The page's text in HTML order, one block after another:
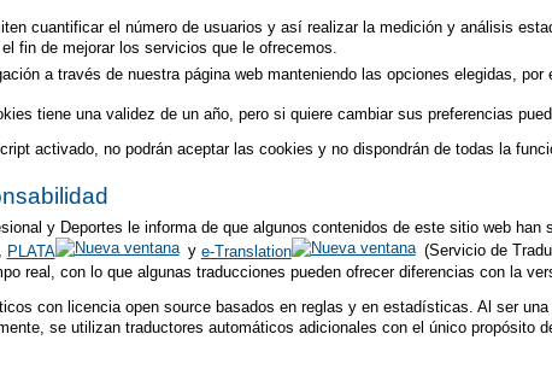
cuantificar el número de usuarios y así realizar la medición y análisis
fin de mejorar los servicios que le ofrecemos.
a través de nuestra página web manteniendo las opciones elegidas,
tiene una validez de un año, pero si quiere cambiar sus preferencias
activado, no podrán aceptar las cookies y no dispondrán de todas la
y Deportes le informa de que algunos contenidos de este sitio web
PLATA y e-Translation
(Servicio de
real, con lo que algunas traducciones pueden ofrecer diferencias con la
con licencia open source basados en reglas y en estadísticas. Al ser
se utilizan traductores automáticos adicionales con el único propósito